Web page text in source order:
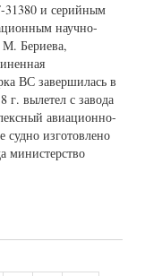
31380 и серийным
научно-
Бериева,
ВС завершилась в
г. вылетел с завода
авиационно-
судно изготовлено
министерство